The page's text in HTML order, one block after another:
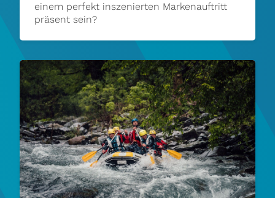
einem perfekt inszenierten Markenauftritt
präsent sein?